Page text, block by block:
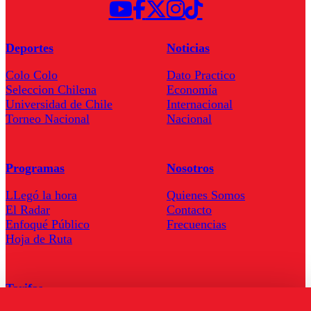
Deportes
Colo Colo
Seleccion Chilena
Universidad de Chile
Torneo Nacional
Noticias
Dato Practico
Economía
Internacional
Nacional
Programas
LLegó la hora
El Radar
Enfoqué Público
Hoja de Ruta
Nosotros
Quienes Somos
Contacto
Frecuencias
Tarifas